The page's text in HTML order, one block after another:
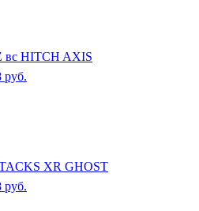
вс HITCH AXIS
руб.
XR GHOST
руб.